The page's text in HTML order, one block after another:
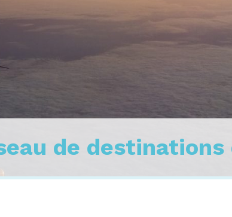
de destinations